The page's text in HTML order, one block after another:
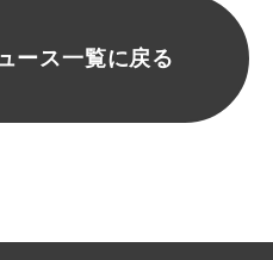
ース一覧に戻る